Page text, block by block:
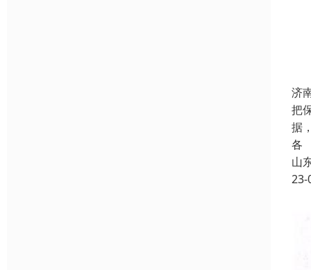
济
把
据
各
山
23-